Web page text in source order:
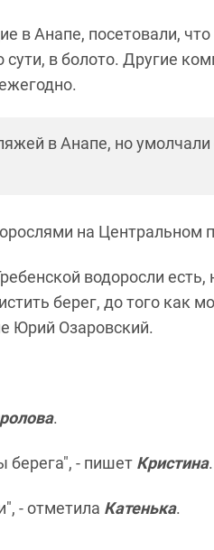
в Анапе, посетовали,
в болото. Другие
в Анапе, но умолчали
на Центральном
водоросли есть,
берег, до того как
Юрий Озаровский.
.
берега", - пишет Кристина.
- отметила Катенька.